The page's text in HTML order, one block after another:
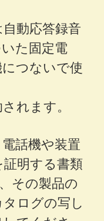
動応答録音
た固定電
つないで使
れます。
話機や装置
明する書類
その製品の
ログの写し